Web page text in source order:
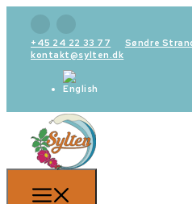
+45 24 22 33 77
Søndre
kontakt@sylten.dk